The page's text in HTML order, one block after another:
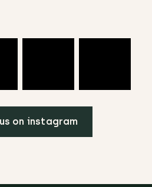
on instagram